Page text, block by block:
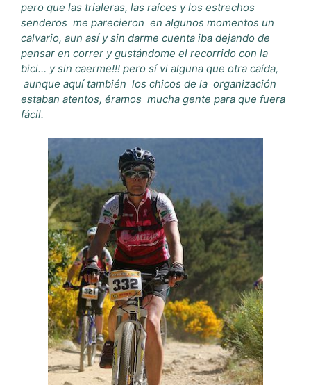
pero que las trialeras, las raíces y los estrechos
senderos me parecieron en algunos momentos un
calvario, aun así y sin darme cuenta iba dejando de
pensar en correr y gustándome el recorrido con la
bici… y sin caerme!!! pero sí vi alguna que otra caída,
aunque aquí también los chicos de la organización
estaban atentos, éramos mucha gente para que fuera
fácil.